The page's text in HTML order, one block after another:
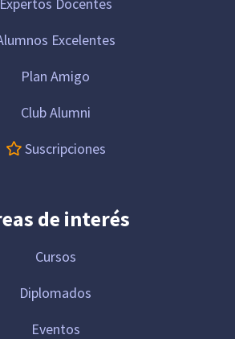
Excelentes
Plan Amigo
Club Alumni
Suscripciones
de interés
Cursos
Diplomados
Eventos